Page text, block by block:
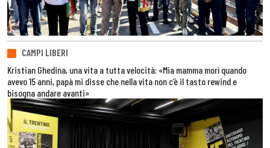
CAMPI LIBERI
Kristian Ghedina, una vita a tutta velocità: «Mia mamma morì quando
avevo 15 anni, papà mi disse che nella vita non c’è il tasto rewind e
bisogna andare avanti»